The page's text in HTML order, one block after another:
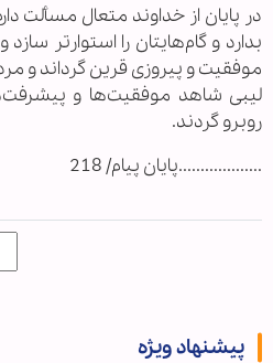
در پایان از خداوند متعال مسألت
بدارد و گام‌هایتان را استوار‌تر
موفقیت و پیروزی قرین گرداند و
لیبی شاهد موفقیت‌ها و
روبرو گردند.
...................پایان پیام/ 218
پیشنهاد ویژه